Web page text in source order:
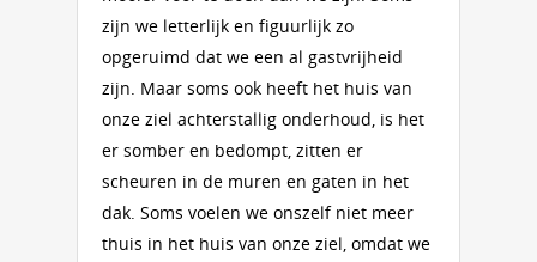
zijn we letterlijk en figuurlijk zo
opgeruimd dat we een al gastvrijheid
zijn. Maar soms ook heeft het huis van
onze ziel achterstallig onderhoud, is het
er somber en bedompt, zitten er
scheuren in de muren en gaten in het
dak. Soms voelen we onszelf niet meer
thuis in het huis van onze ziel, omdat we